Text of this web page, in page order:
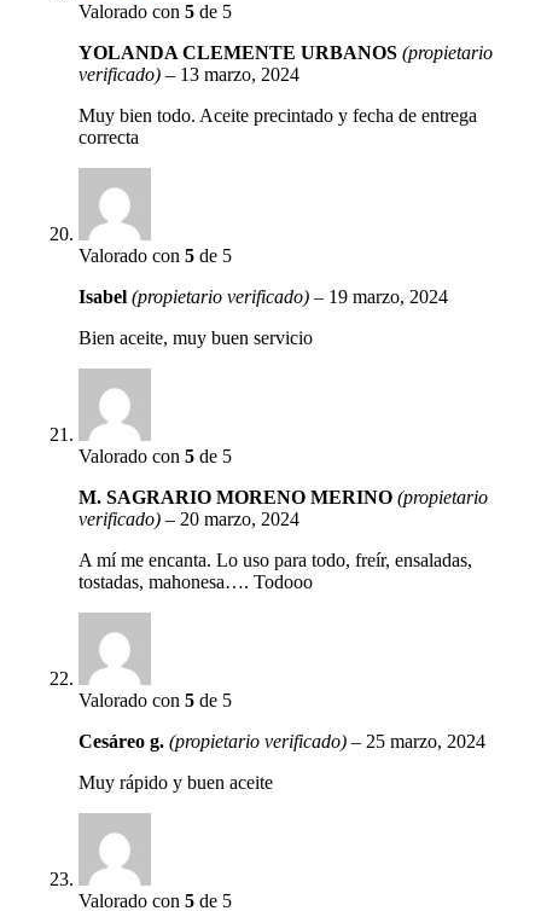
Valorado con5 de 5
YOLANDA CLEMENTE URBANOS(propietario
verificado) – 13 marzo, 2024
Muy bien todo. Aceite precintado y fecha de entrega
correcta
Valorado con5 de 5
Isabel(propietario verificado) – 19 marzo, 2024
Bien aceite, muy buen servicio
Valorado con5 de 5
M. SAGRARIO MORENO MERINO(propietario
verificado) – 20 marzo, 2024
A mí me encanta. Lo uso para todo, freír, ensaladas,
tostadas, mahonesa…. Todooo
Valorado con5 de 5
Cesáreo g.(propietario verificado) – 25 marzo, 2024
Muy rápido y buen aceite
Valorado con5 de 5